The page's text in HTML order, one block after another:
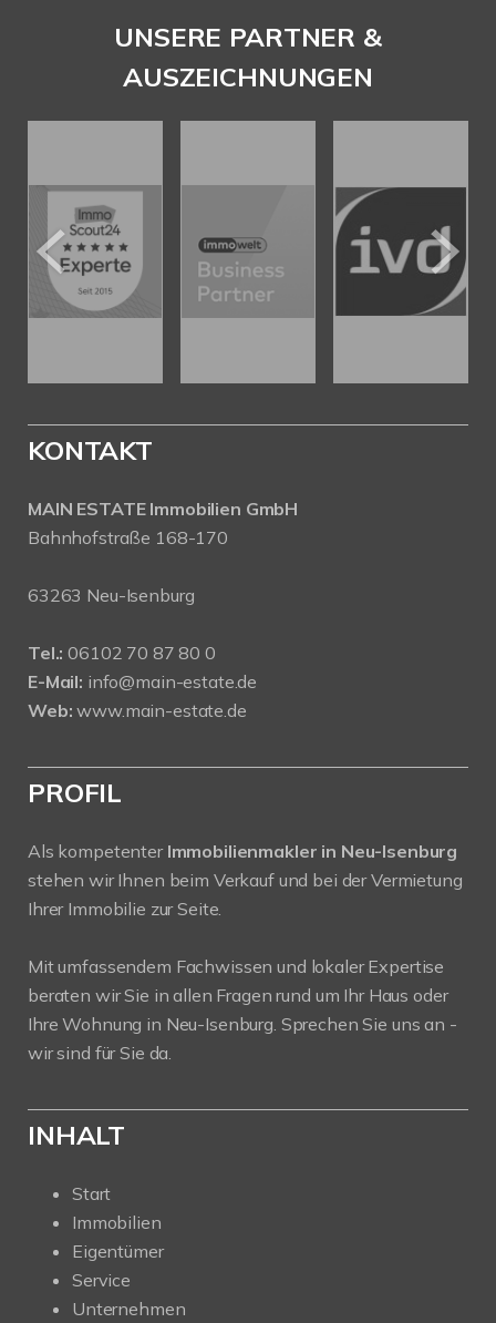
UNSERE PARTNER &
AUSZEICHNUNGEN
KONTAKT
MAIN ESTATE Immobilien GmbH
Bahnhofstraße 168-170
63263 Neu-Isenburg
Tel.: 06102 70 87 80 0
E-Mail: info@main-estate.de
Web: www.main-estate.de
PROFIL
Als kompetenter Immobilienmakler in Neu-Isenburg
stehen wir Ihnen beim Verkauf und bei der Vermietung
Ihrer Immobilie zur Seite.
Mit umfassendem Fachwissen und lokaler Expertise
beraten wir Sie in allen Fragen rund um Ihr Haus oder
Ihre Wohnung in Neu-Isenburg. Sprechen Sie uns an -
wir sind für Sie da.
INHALT
Start
Immobilien
Eigentümer
Service
Unternehmen